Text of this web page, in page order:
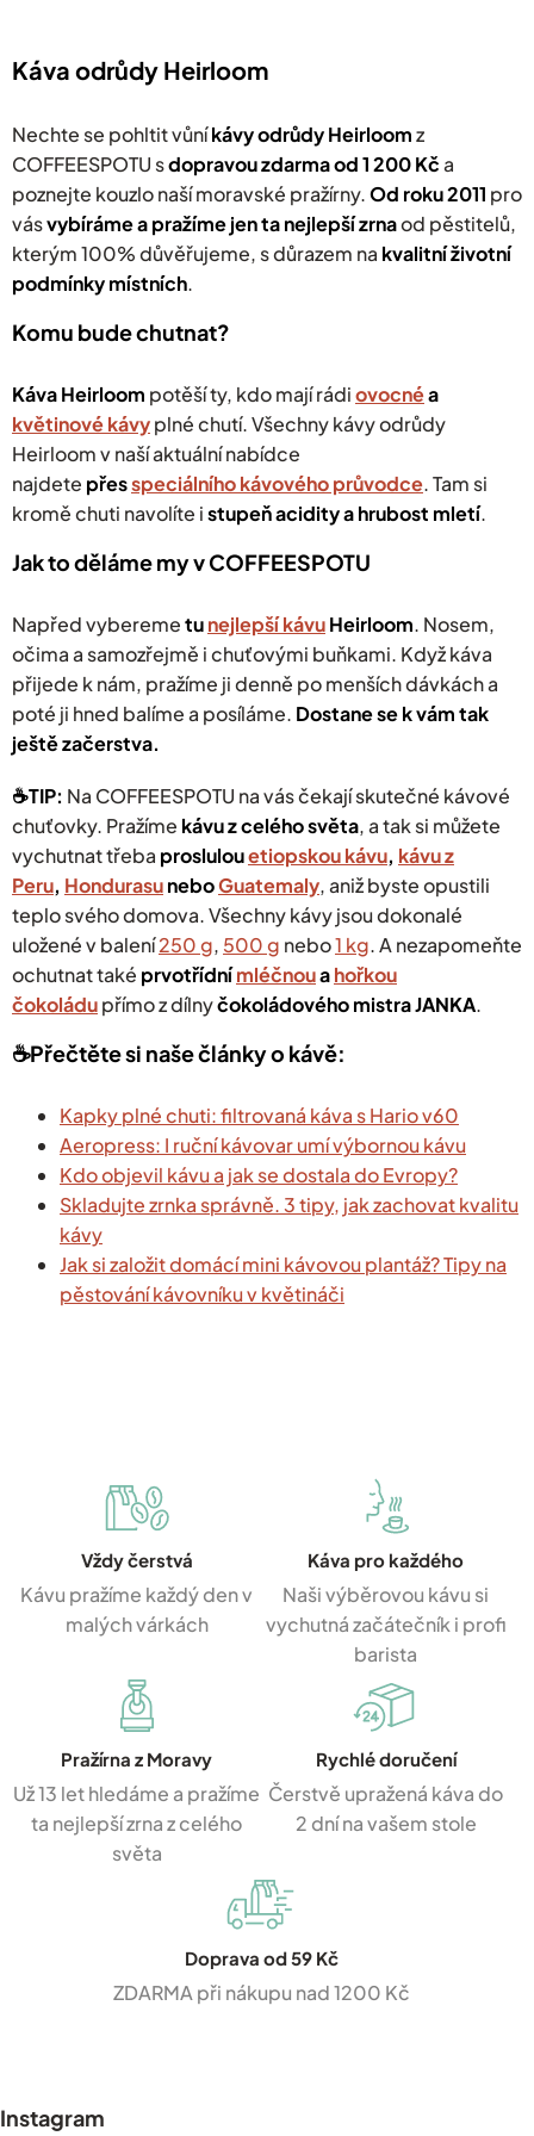
c
p
r
v
k
y
v
ý
Káva odrůdy Heirloom
Nechte se pohltit vůníkávy odrůdy Heirloomz
COFFEESPOTU sdopravou zdarma od 1 200 Kča
poznejte kouzlo naší moravské pražírny.Od roku 2011 pro
vásvybíráme a pražíme jen ta nejlepší zrnaod pěstitelů,
kterým 100% důvěřujeme, s důrazem na kvalitní životní
podmínky místních.
Komu bude chutnat?
Káva Heirloom potěší ty, kdo mají rádiovocnéa
květinové kávyplné chutí.Všechny kávy odrůdy
Heirloom v naší aktuální nabídce
najdete přesspeciálního kávového průvodce. Tam si
kromě chuti navolíte istupeň acidity a hrubost mletí.
Jak to děláme my v COFFEESPOTU
Napřed vyberemetunejlepší kávuHeirloom. Nosem,
očima a samozřejmě i chuťovými buňkami. Když káva
přijede k nám, pražíme ji denně po menších dávkách a
poté ji hned balíme a posíláme. Dostane se k vám tak
ještě začerstva.
☕️TIP: Na COFFEESPOTU na vás čekajískutečné kávové
chuťovky. Pražíme kávu z celého světa, a tak si můžete
vychutnat třeba proslulouetiopskou kávu, kávu z
Peru, HondurasuneboGuatemaly, aniž byste opustili
teplo svého domova. Všechny kávy jsou dokonalé
uložené v balení250 g, 500 g nebo1 kg.A nezapomeňte
ochutnat také prvotřídnímléčnouahořkou
čokoládupřímo z dílnyčokoládového mistra JANKA.
☕️Přečtěte si naše články o kávě:
Kapky plné chuti: filtrovaná káva s Hario v60
Aeropress: I ruční kávovar umí výbornou kávu
Kdo objevil kávu a jak se dostala do Evropy?
Skladujte zrnka správně. 3 tipy, jak zachovat kvalitu
kávy
Jak si založit domácí mini kávovou plantáž? Tipy na
pěstování kávovníku v květináči
Vždy čerstvá
Kávu pražíme každý den v
malých várkách
Káva pro každého
Naši výběrovou kávu si
vychutná začátečník i profi
barista
Pražírna z Moravy
Už 13 let hledáme a pražíme
ta nejlepší zrna z celého
světa
Rychlé doručení
Čerstvě upražená káva do
2 dní na vašem stole
Doprava od 59 Kč
ZDARMA při nákupu nad 1200 Kč
a
Instagram